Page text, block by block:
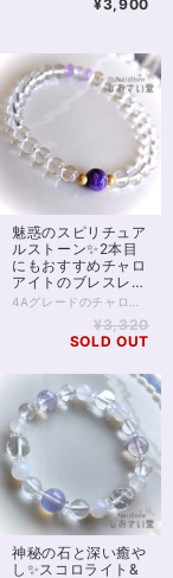
¥3,900
魅惑のスピリチュア
ルストーン✨2本目
にもおすすめチャロ
アイトのブレスレッ
ト16.5cm
¥3,320
SOLD OUT
神秘の石と深い癒や
し✨スコロライト&